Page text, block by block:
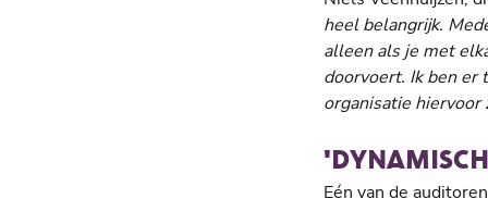
heel belangrijk.
alleen als je met
doorvoert. Ik ben er
organisatie hiervoor
Eén van de